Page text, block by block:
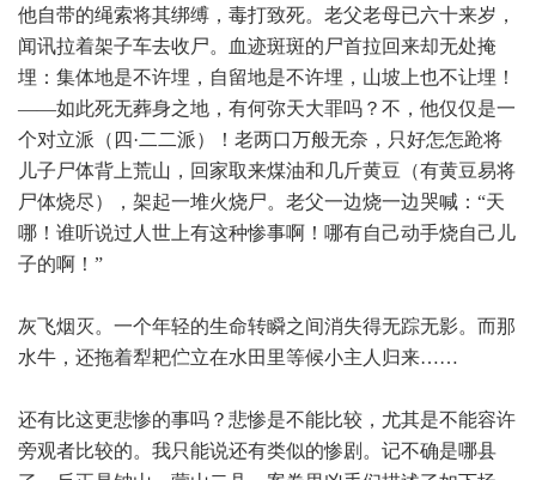
他自带的绳索将其绑缚，毒打致死。老父老母已六十来岁，
闻讯拉着架子车去收尸。血迹斑斑的尸首拉回来却无处掩
埋：集体地是不许埋，自留地是不许埋，山坡上也不让埋！
——如此死无葬身之地，有何弥天大罪吗？不，他仅仅是一
个对立派（四·二二派）！老两口万般无奈，只好怎怎跄将
儿子尸体背上荒山，回家取来煤油和几斤黄豆（有黄豆易将
尸体烧尽），架起一堆火烧尸。老父一边烧一边哭喊：“天
哪！谁听说过人世上有这种惨事啊！哪有自己动手烧自己儿
子的啊！”
灰飞烟灭。一个年轻的生命转瞬之间消失得无踪无影。而那
水牛，还拖着犁耙伫立在水田里等候小主人归来……
还有比这更悲惨的事吗？悲惨是不能比较，尤其是不能容许
旁观者比较的。我只能说还有类似的惨剧。记不确是哪县